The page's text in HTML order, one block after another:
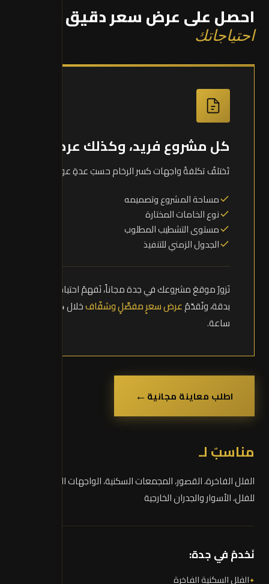
احصل على عرض سعر دقيق
احتياجاتك
كل مشروع فريد، وكذلك عرضه
تَختلفُ تكلفةُ واجهات كسر الرخام حسبَ عدةِ عوامل:
مساحة المشروع وتصميمه
نوع الخامات المختارة
مستوى التشطيب المطلوب
الجدول الزمني للتنفيذ
نَزورُ موقعَ مشروعك في جدة مجاناً، نَفهمُ احتياجاتك
بدقة، ونُقدّمُعرض سعرٍ مفصَّلٍ وشفّاف
خلال 24
ساعة.
اطلب معاينة مجانية←
مناسبٌ لـ
الفلل الفاخرة، القصور، المجمعات السكنية، الواجهات الأمامية
للفلل، الأسوار والجدران الخارجية
نَخدمُ في جدة:
الفلل السكنية الفاخرة